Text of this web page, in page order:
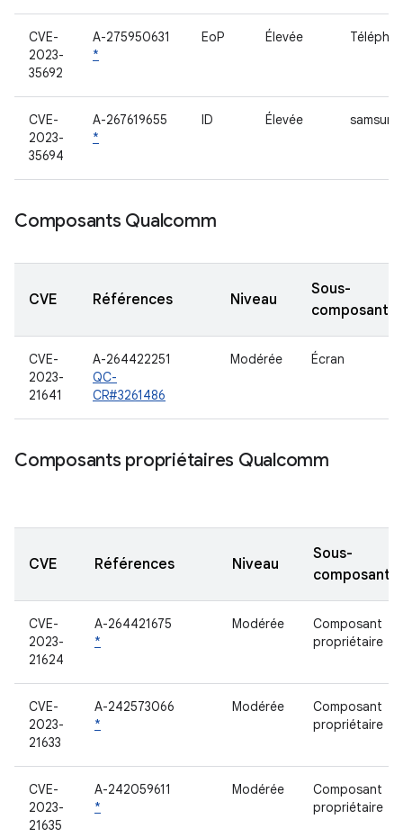
CVE-
2023-
35692
A-275950631
*
EoP Élevée
CVE-
2023-
35694
A-267619655
*
ID Élevée
Composants Qualcomm
CVE Références Niveau
Sous-
composant
CVE-
2023-
21641
A-264422251
QC-
CR#3261486
Modérée Écran
Composants propriétaires Qualcomm
CVE Références Niveau
Sous-
composant
CVE-
2023-
21624
A-264421675
*
Modérée
Composant
propriétaire
CVE-
2023-
21633
A-242573066
*
Modérée
Composant
propriétaire
CVE-
2023-
21635
A-242059611
*
Modérée
Composant
propriétaire